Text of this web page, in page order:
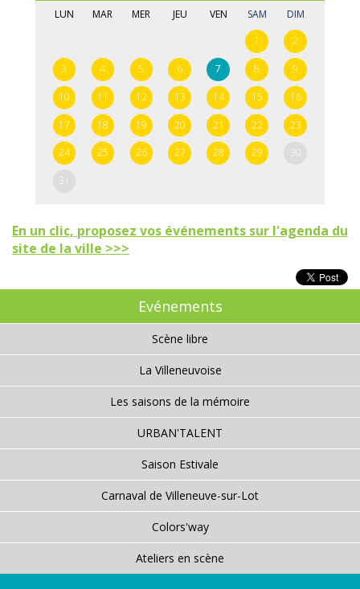
LUN MAR MER JEU VEN SAM
DIM
1
2
3 4 5 6 7 8 9
10 11 12 13 14 15 16
17 18 19 20 21 22 23
24 25 26 27 28 29 30
31
En un clic, proposez vos événements sur l'agenda du
site de la ville >>>
Evénements
Scène libre
La Villeneuvoise
Les saisons de la mémoire
URBAN'TALENT
Saison Estivale
Carnaval de Villeneuve-sur-Lot
Colors'way
Ateliers en scène